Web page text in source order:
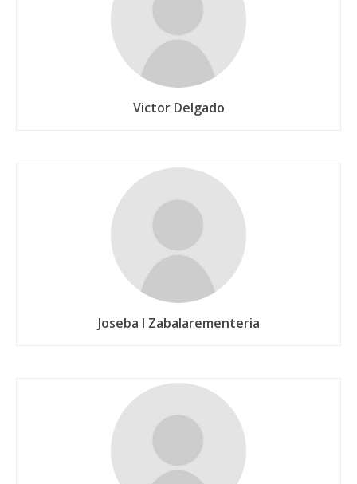
Victor Delgado
Joseba I Zabalarementeria